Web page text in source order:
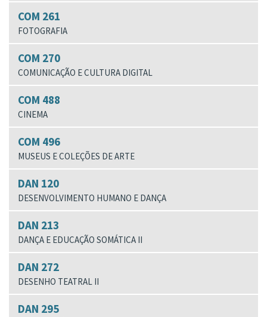
COM 261
FOTOGRAFIA
COM 270
COMUNICAÇÃO E CULTURA DIGITAL
COM 488
CINEMA
COM 496
MUSEUS E COLEÇÕES DE ARTE
DAN 120
DESENVOLVIMENTO HUMANO E DANÇA
DAN 213
DANÇA E EDUCAÇÃO SOMÁTICA II
DAN 272
DESENHO TEATRAL II
DAN 295